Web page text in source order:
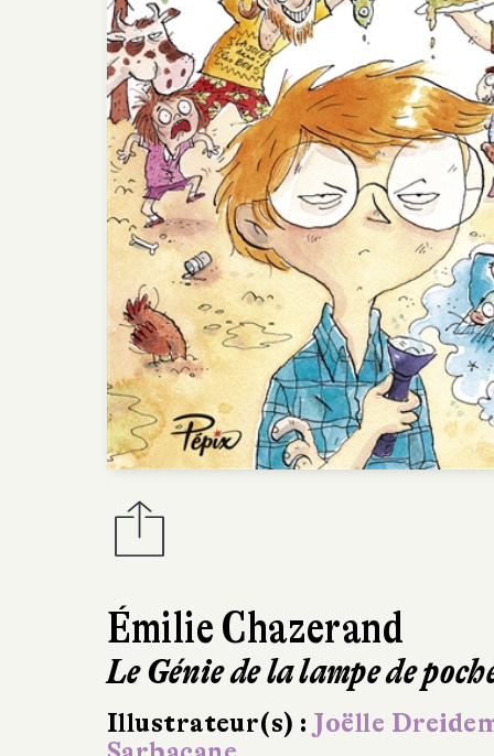
Émilie Chazerand
Le Génie de la lampe de
Illustrateur(s) : Joëlle